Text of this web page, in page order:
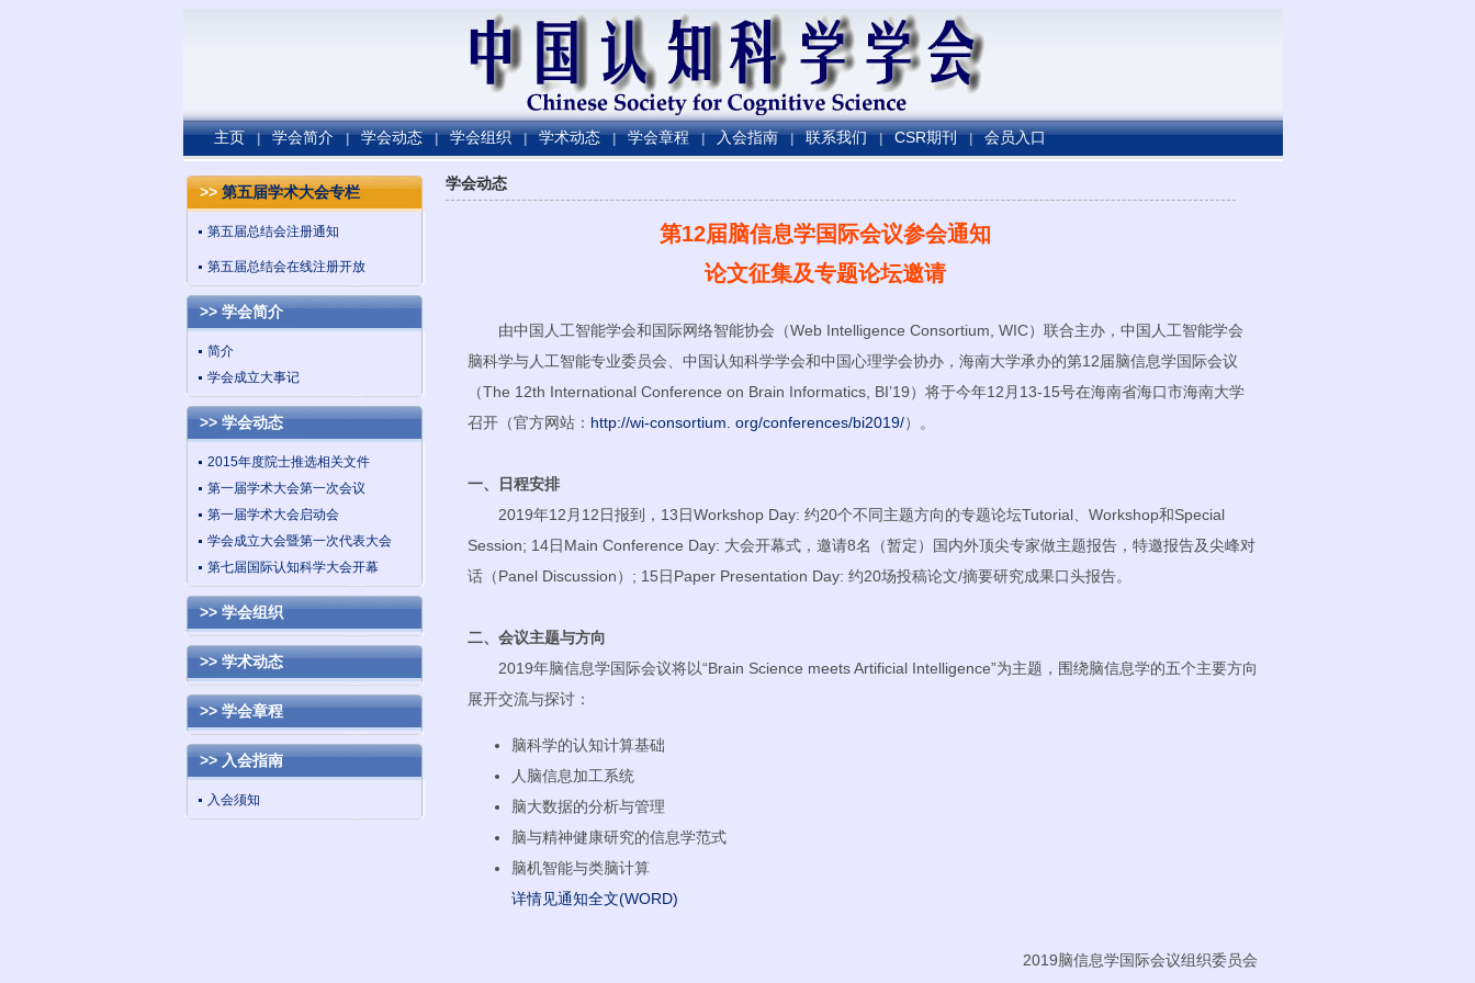
主页 | 学会简介 | 学会动态 | 学会组织 | 学术动态 | 学会章程 | 入会指南 | 联系我们 | CSR期刊 | 会员入口
>>第五届学术大会专栏
第五届总结会注册通知
第五届总结会在线注册开放
>> 学会简介
简介
学会成立大事记
>> 学会动态
2015年度院士推选相关文件
第一届学术大会第一次会议
第一届学术大会启动会
学会成立大会暨第一次代表大会
第七届国际认知科学大会开幕
>> 学会组织
>> 学术动态
>> 学会章程
>> 入会指南
入会须知
学会动态
第12届脑信息学国际会议参会通知
论文征集及专题论坛邀请
由中国人工智能学会和国际网络智能协会（Web Intelligence Consortium, WIC）联合主办，中国人工智能学会
脑科学与人工智能专业委员会、中国认知科学学会和中国心理学会协办，海南大学承办的第12届脑信息学国际会议
（The 12th International Conference on Brain Informatics, BI’19）将于今年12月13-15号在海南省海口市海南大学
召开（官方网站： http://wi-consortium. org/conferences/bi2019/）。
一、日程安排
2019年12月12日报到，13日Workshop Day: 约20个不同主题方向的专题论坛Tutorial、Workshop和Special
Session; 14日Main Conference Day: 大会开幕式，邀请8名（暂定）国内外顶尖专家做主题报告，特邀报告及尖峰对
话（Panel Discussion）; 15日Paper Presentation Day: 约20场投稿论文/摘要研究成果口头报告。
二、会议主题与方向
2019年脑信息学国际会议将以“Brain Science meets Artificial Intelligence”为主题，围绕脑信息学的五个主要方向
展开交流与探讨：
脑科学的认知计算基础
人脑信息加工系统
脑大数据的分析与管理
脑与精神健康研究的信息学范式
脑机智能与类脑计算
详情见通知全文(WORD)
2019脑信息学国际会议组织委员会